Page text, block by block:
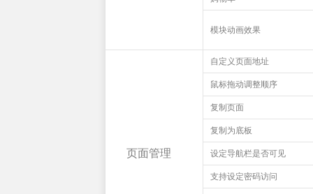
模块动画效果
页面管理
自定义页面地址
鼠标拖动调整顺序
复制页面
复制为底板
设定导航栏是否可见
支持设定密码访问